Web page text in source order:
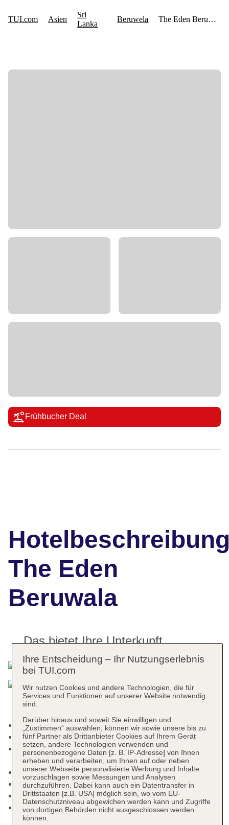
Frühbucher Deal
The Eden
Beruwala
Das bietet Ihre Unterkunft
Check-in Zeit ab 14:00 Uhr
Check-out Zeit bis 12:00 Uhr
Rezeption: täglich 24 Stunden, Sprachen:
englisch, Geldwechsel möglich
Gästebetreuung
Lift
Gartenanlage
Poollandschaft „Main Swimming Pool“: ohne
Gebühr, Outdoor, Balinesische Betten, Liegen,
Ihre Entscheidung – Ihr Nutzungserlebnis
bei TUI.com
Wir nutzen Cookies und andere Technologien, die für
Services und Funktionen auf unserer Website notwendig
sind.
Darüber hinaus und soweit Sie einwilligen und
„Zustimmen“ auswählen, können wir sowie unsere bis zu
fünf Partner als Drittanbieter Cookies auf Ihrem Gerät
setzen, andere Technologien verwenden und
personenbezogene Daten [z. B. IP-Adresse] von Ihnen
erheben und verarbeiten, um Ihnen auf oder neben
unserer Webseite personalisierte Werbung und Inhalte
vorzuschlagen sowie Messungen und Analysen
durchzuführen. Dabei kann auch ein Datentransfer in
Drittstaaten [z.B. USA] möglich sein, wo vom EU-
Datenschutzniveau abgewichen werden kann und Zugriffe
von dortigen Behörden nicht ausgeschlossen werden
können.